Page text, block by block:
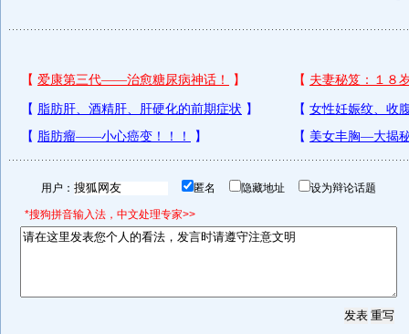
用户： 匿名 隐藏地址 设为辩论话题
*搜狗拼音输入法，中文处理专家>>